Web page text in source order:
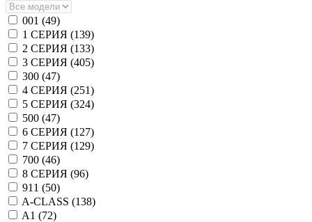
001 (49)
1 СЕРИЯ (139)
2 СЕРИЯ (133)
3 СЕРИЯ (405)
300 (47)
4 СЕРИЯ (251)
5 СЕРИЯ (324)
500 (47)
6 СЕРИЯ (127)
7 СЕРИЯ (129)
700 (46)
8 СЕРИЯ (96)
911 (50)
A-CLASS (138)
A1 (72)